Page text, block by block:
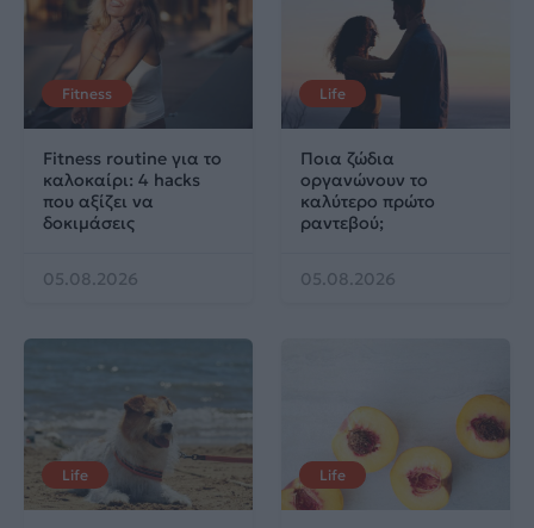
Fitness
Fitness routine για το
καλοκαίρι: 4 hacks
που αξίζει να
δοκιμάσεις
05.08.2026
Life
Ποια ζώδια
οργανώνουν το
καλύτερο πρώτο
ραντεβού;
05.08.2026
Life Life